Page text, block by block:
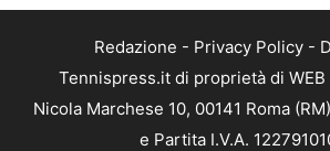
Redazione - Privacy Policy-
Tennispress.it di proprietà di WEB
Nicola Marchese 10, 00141 Roma
e Partita I.V.A.